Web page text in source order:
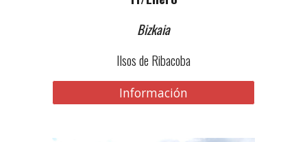
Bizkaia
Ilsos de Ribacoba
Información